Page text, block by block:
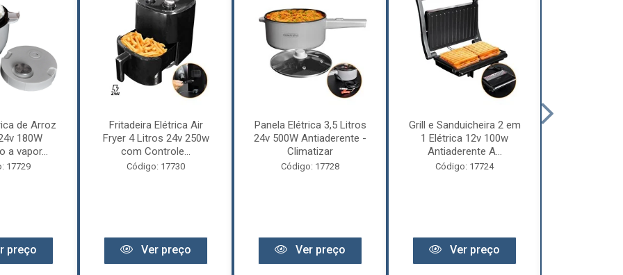
de Arroz
180W
a vapor...
17729
preço
Fritadeira Elétrica Air
Fryer 4 Litros 24v 250w
com Controle...
Código: 17730
Ver preço
Panela Elétrica 3,5 Litros
24v 500W Antiaderente -
Climatizar
Código: 17728
Ver preço
Grill e Sanduicheira 2 em
1 Elétrica 12v 100w
Antiaderente A...
Código: 17724
Ver preço